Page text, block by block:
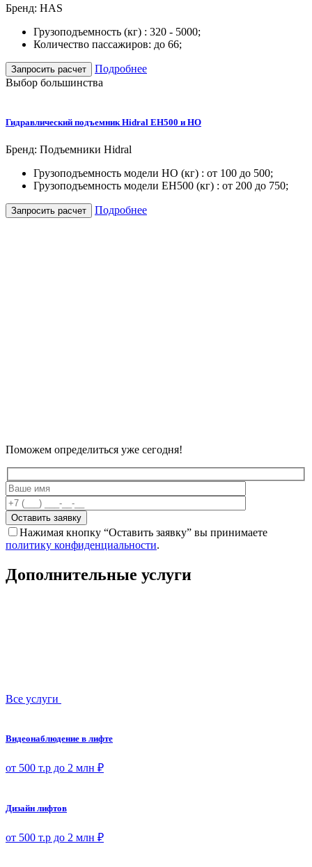
Бренд: HAS
Грузоподъемность (кг) : 320 - 5000;
Количество пассажиров: до 66;
Запросить расчет
Подробнее
Выбор большинства
Гидравлический подъемник Hidral EH500 и HO
Бренд: Подъемники Hidral
Грузоподъемность модели НО (кг) : от 100 до 500;
Грузоподъемность модели EH500 (кг) : от 200 до 750;
Запросить расчет Подробнее
Поможем определиться уже сегодня!
Оставить заявку
Нажимая кнопку “Оставить заявку” вы принимаете
политику конфиденциальности.
Дополнительные услуги
Все услуги
Видеонаблюдение в лифте
от 500 т.р до 2 млн ₽
Дизайн лифтов
от 500 т.р до 2 млн ₽